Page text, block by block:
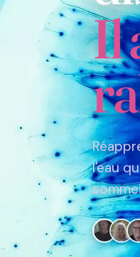
Il
l'eau